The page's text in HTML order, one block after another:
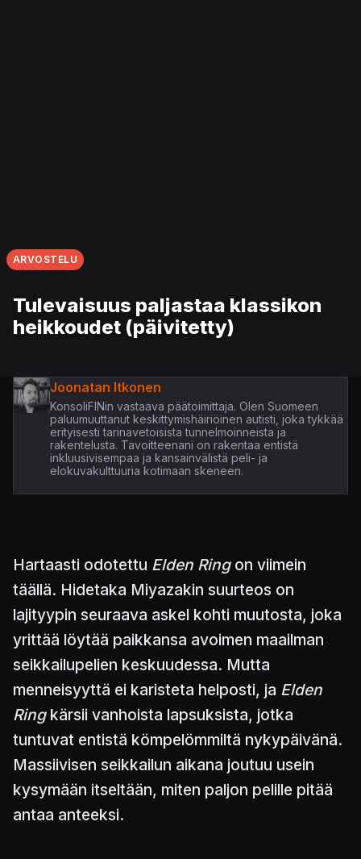
ARVOSTELU
Tulevaisuus paljastaa klassikon
heikkoudet (päivitetty)
Joonatan Itkonen
KonsoliFINin vastaava päätoimittaja. Olen Suomeen
paluumuuttanut keskittymishäiriöinen autisti, joka tykkää
erityisesti tarinavetoisista tunnelmoinneista ja
rakentelusta. Tavoitteenani on rakentaa entistä
inkluusivisempaa ja kansainvälistä peli- ja
elokuvakulttuuria kotimaan skeneen.
Hartaasti odotettu Elden Ring on viimein
täällä. Hidetaka Miyazakin suurteos on
lajityypin seuraava askel kohti muutosta, joka
yrittää löytää paikkansa avoimen maailman
seikkailupelien keskuudessa. Mutta
menneisyyttä ei karisteta helposti, ja Elden
Ring kärsii vanhoista lapsuksista, jotka
tuntuvat entistä kömpelömmiltä nykypäivänä.
Massiivisen seikkailun aikana joutuu usein
kysymään itseltään, miten paljon pelille pitää
antaa anteeksi.